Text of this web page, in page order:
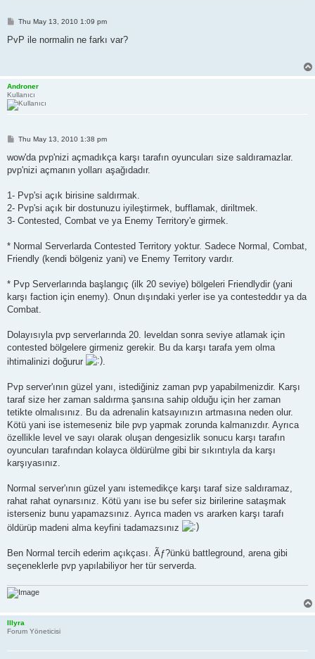
P
s
Thu May 13, 2010 1:09 pm
PvP ile normalin ne farkı var?
Androner
Kullanıcı
P
s
Thu May 13, 2010 1:38 pm
wow'da pvp'nizi açmadıkça karşı tarafın oyuncuları size saldıramazlar.
pvp'nizi açmanın yolları aşağıdadır.
1- Pvp'si açık birisine saldırmak.
2- Pvp'si açık bir dostunuzu iyileştirmek, bufflamak, diriltmek.
3- Contested, Combat ve ya Enemy Territory'e girmek.
* Normal Serverlarda Contested Territory yoktur. Sadece Normal, Combat,
Friendly (kendi bölgeniz yani) ve Enemy Territory vardır.
* Pvp Serverlarında başlangıç (ilk 20 seviye) bölgeleri Friendlydir (yani
karşı faction için enemy). Onun dışındaki yerler ise ya contesteddır ya da
Combat.
Dolayısıyla pvp serverlarında 20. leveldan sonra seviye atlamak için
contested bölgelere girmeniz gerekir. Bu da karşı tarafa yem olma
ihtimalinizi doğurur
.
Pvp server'ının güzel yanı, istediğiniz zaman pvp yapabilmenizdir. Karşı
taraf size her zaman saldırma şansına sahip olduğu için her zaman
tetikte olmalısınız. Bu da adrenalin katsayınızın artmasına neden olur.
Kötü yani ise istemeseniz bile pvp yapmak zorunda kalmanızdır. Ayrıca
özellikle level ve sayı olarak oluşan dengesizlik sonucu karşı tarafın
oyuncuları tarafından kolayca öldürülme gibi bir sıkıntıyla da karşı
karşıyasınız.
Normal server'ının güzel yanı istemedikçe karşı taraf size saldıramaz,
rahat rahat oynarsınız. Kötü yanı ise bu sefer siz birilerine sataşmak
isterseniz bunu yapamazsınız. Ayrıca maden vs ararken karşı tarafı
öldürüp madeni alma keyfini tadamazsınız
Ben Normal tercih ederim açıkçası. Ãƒ?ünkü battleground, arena gibi
seçeneklerle pvp yapılabiliyor her tür serverda.
Illyra
Forum Yöneticisi